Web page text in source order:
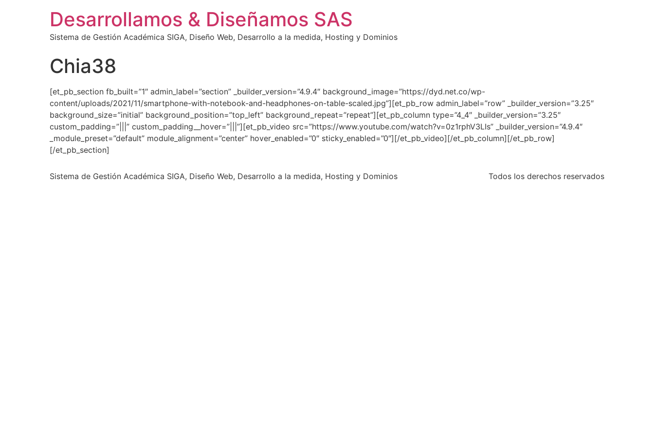
Desarrollamos & Diseñamos SAS
Sistema de Gestión Académica SIGA, Diseño Web, Desarrollo a la medida, Hosting y Dominios
Chia38
[et_pb_section fb_built=”1″ admin_label=”section” _builder_version=”4.9.4″ background_image=”https://dyd.net.co/wp-
content/uploads/2021/11/smartphone-with-notebook-and-headphones-on-table-scaled.jpg”][et_pb_row admin_label=”row” _builder_version=”3.25″
background_size=”initial” background_position=”top_left” background_repeat=”repeat”][et_pb_column type=”4_4″ _builder_version=”3.25″
custom_padding=”|||” custom_padding__hover=”|||”][et_pb_video src=”https://www.youtube.com/watch?v=0z1rphV3LIs” _builder_version=”4.9.4″
_module_preset=”default” module_alignment=”center” hover_enabled=”0″ sticky_enabled=”0″][/et_pb_video][/et_pb_column][/et_pb_row]
[/et_pb_section]
Sistema de Gestión Académica SIGA, Diseño Web, Desarrollo a la medida, Hosting y Dominios Todos los derechos reservados